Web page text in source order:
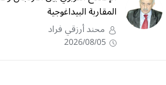
المقاربة البيداغوجية
محند أرزقي فراد
2026/08/05